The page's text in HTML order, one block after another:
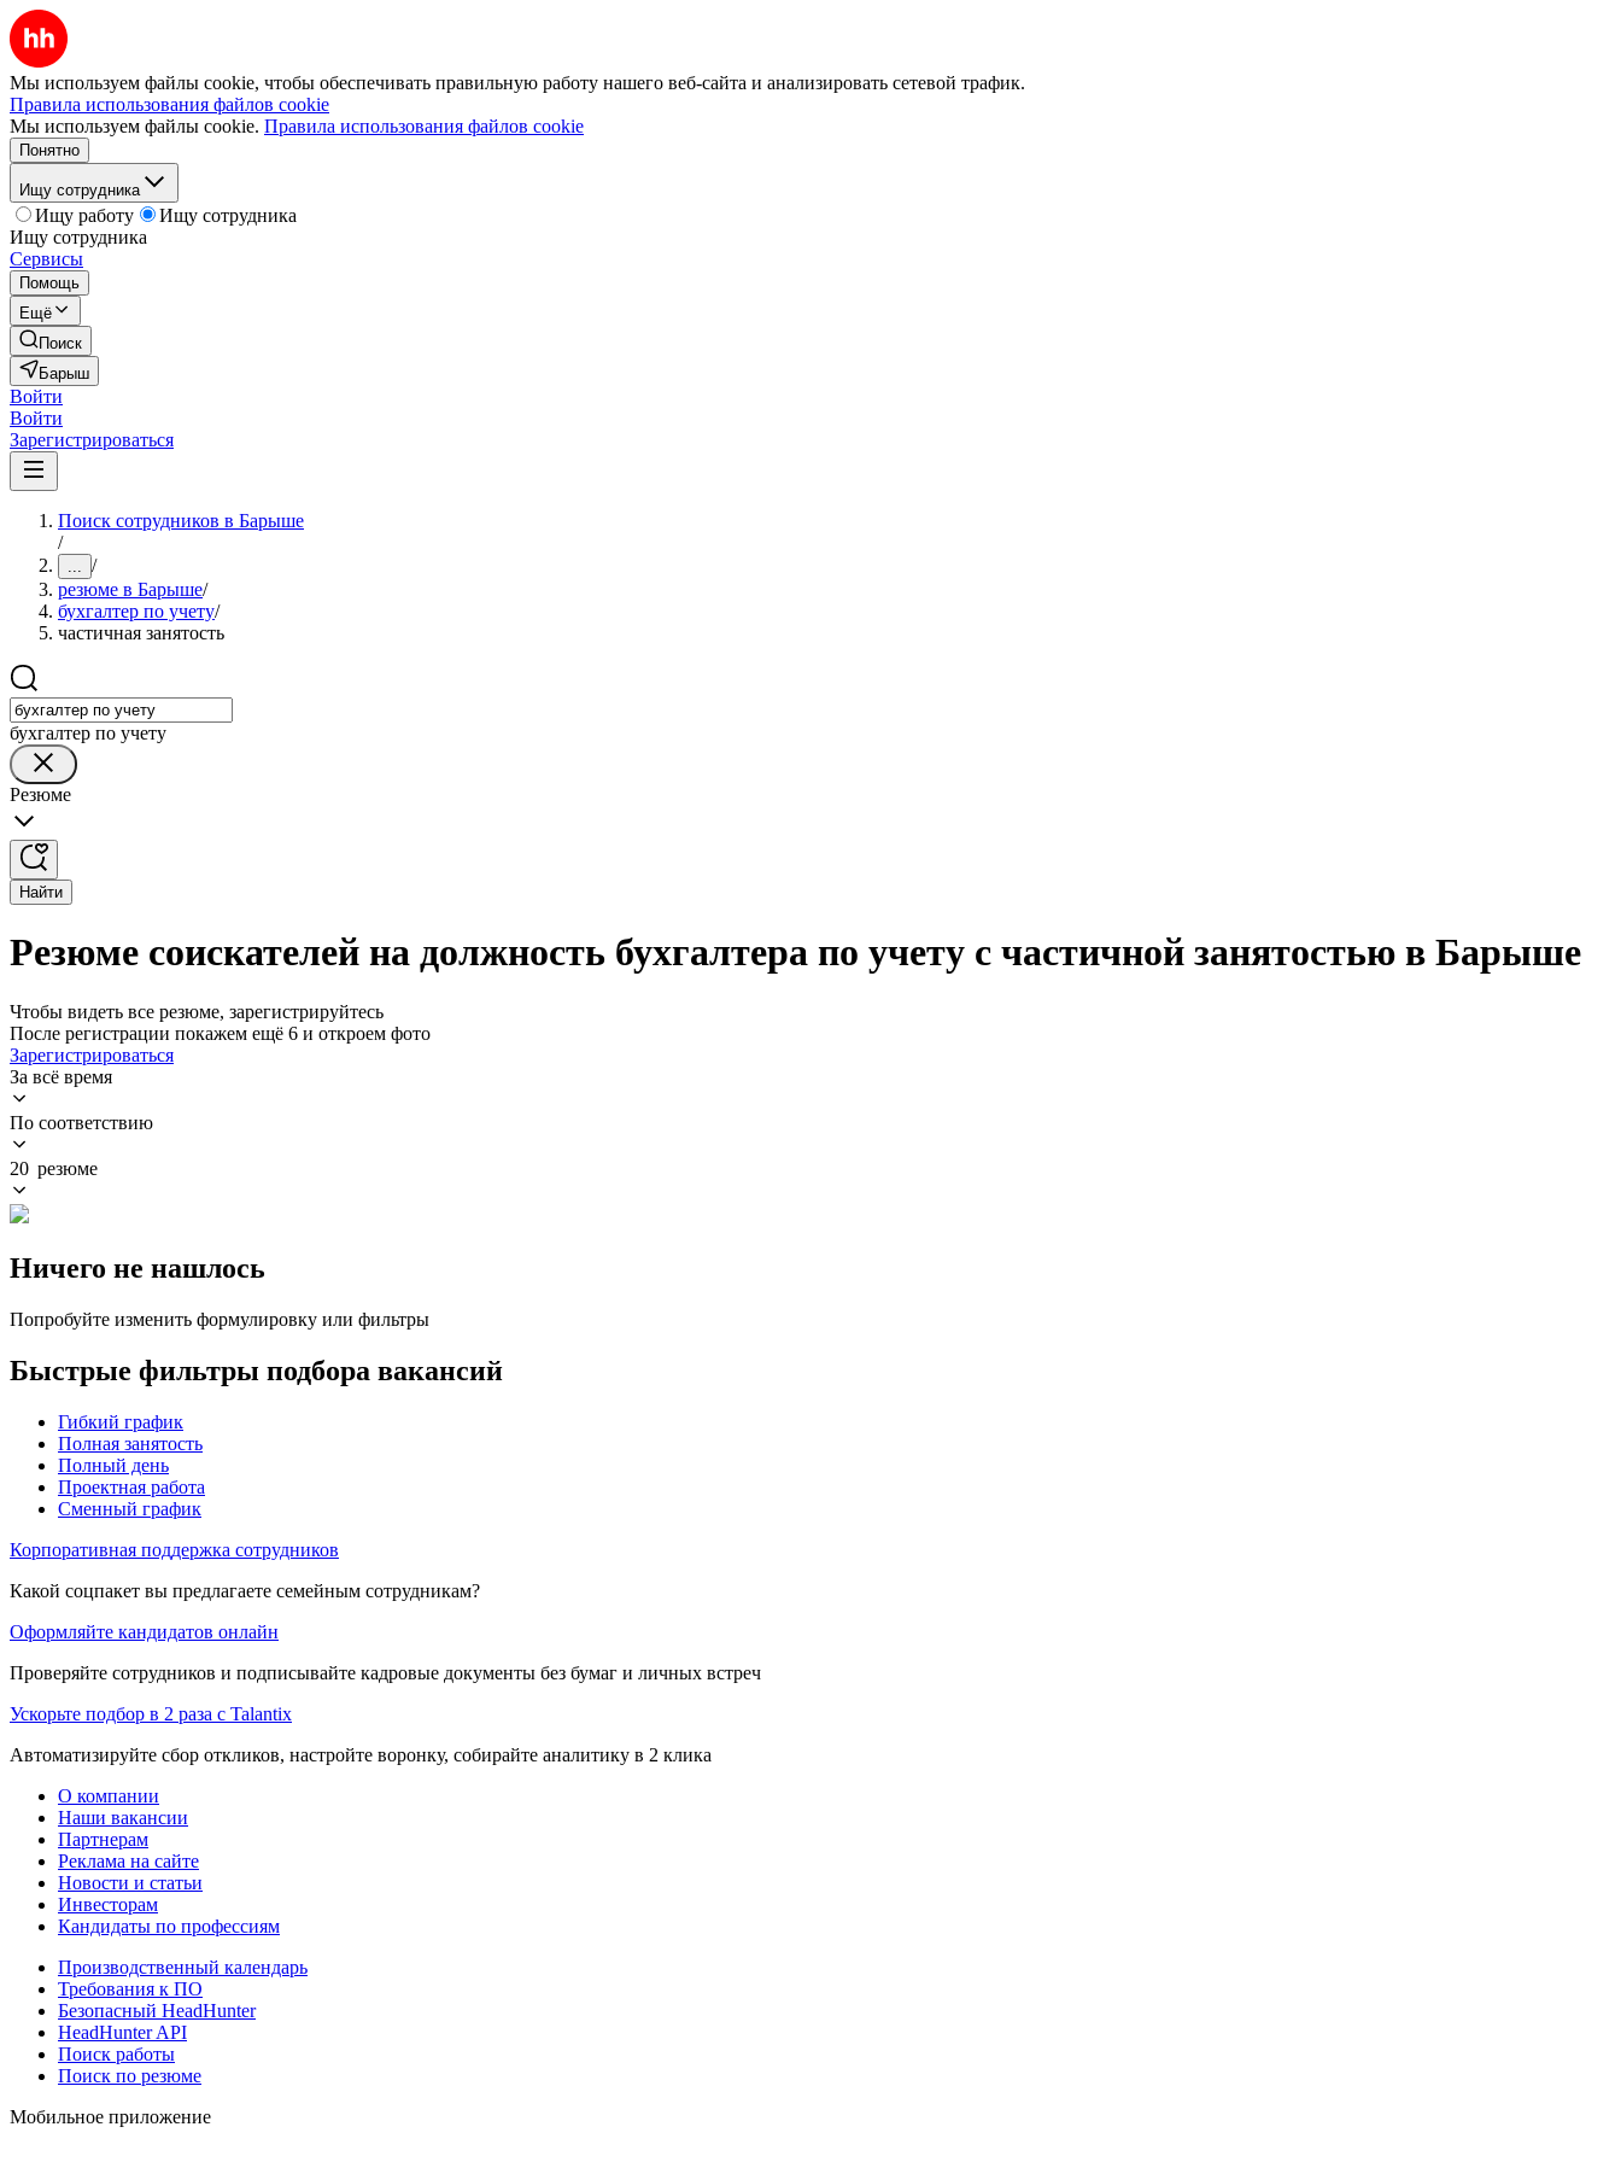
Мы используем файлы cookie, чтобы обеспечивать правильную работу нашего веб-сайта и анализировать сетевой трафик.
Правила использования файлов cookie
Мы используем файлы cookie. Правила использования файлов cookie
Понятно
Ищу сотрудника
Ищу работу
Ищу сотрудника
Ищу сотрудника
Сервисы
Помощь
Ещё
Поиск
Барыш
Войти
Войти
Зарегистрироваться
Поиск сотрудников в Барыше
/
... /
резюме в Барыше/
бухгалтер по учету/
частичная занятость
бухгалтер по учету
Резюме
Найти
Резюме соискателей на должность бухгалтера по учету с частичной занятостью в Барыше
Чтобы видеть все резюме, зарегистрируйтесь
После регистрации покажем ещё 6 и откроем фото
Зарегистрироваться
За всё время
По соответствию
20 резюме
Ничего не нашлось
Попробуйте изменить формулировку или фильтры
Быстрые фильтры подбора вакансий
Гибкий график
Полная занятость
Полный день
Проектная работа
Сменный график
Корпоративная поддержка сотрудников
Какой соцпакет вы предлагаете семейным сотрудникам?
Оформляйте кандидатов онлайн
Проверяйте сотрудников и подписывайте кадровые документы без бумаг и личных встреч
Ускорьте подбор в 2 раза с Talantix
Автоматизируйте сбор откликов, настройте воронку, собирайте аналитику в 2 клика
О компании
Наши вакансии
Партнерам
Реклама на сайте
Новости и статьи
Инвесторам
Кандидаты по профессиям
Производственный календарь
Требования к ПО
Безопасный HeadHunter
HeadHunter API
Поиск работы
Поиск по резюме
Мобильное приложение